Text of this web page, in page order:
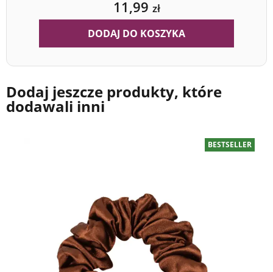
11,99 zł
DODAJ DO KOSZYKA
Dodaj jeszcze produkty, które
dodawali inni
BESTSELLER